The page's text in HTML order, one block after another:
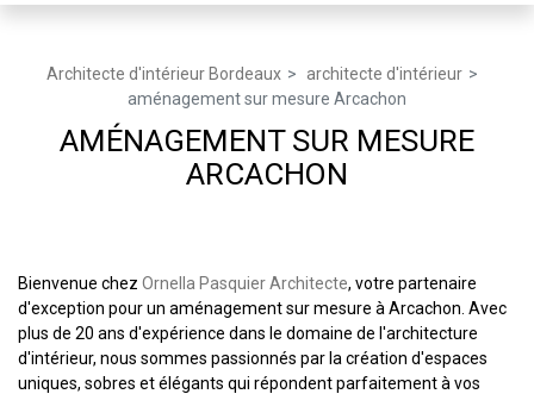
Architecte d'intérieur Bordeaux
architecte d'intérieur
aménagement sur mesure Arcachon
AMÉNAGEMENT SUR MESURE
ARCACHON
Bienvenue chez Ornella Pasquier Architecte, votre partenaire
d'exception pour un aménagement sur mesure à Arcachon. Avec
plus de 20 ans d'expérience dans le domaine de l'architecture
d'intérieur, nous sommes passionnés par la création d'espaces
uniques, sobres et élégants qui répondent parfaitement à vos